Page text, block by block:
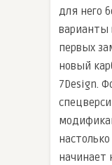
для него
варианты
первых
новый
7Design.
начинает